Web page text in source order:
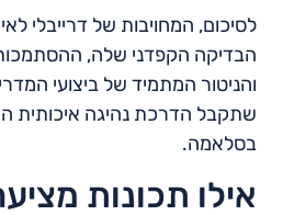
לסיכום, המחויבות של דרייבלי
הבדיקה הקפדני שלה,
והניטור המתמיד של ביצועי
שתקבל הדרכת נהיגה איכותית
בסלאמה.